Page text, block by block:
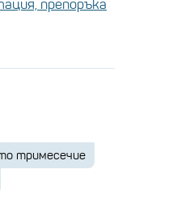
препоръка
тримесечие